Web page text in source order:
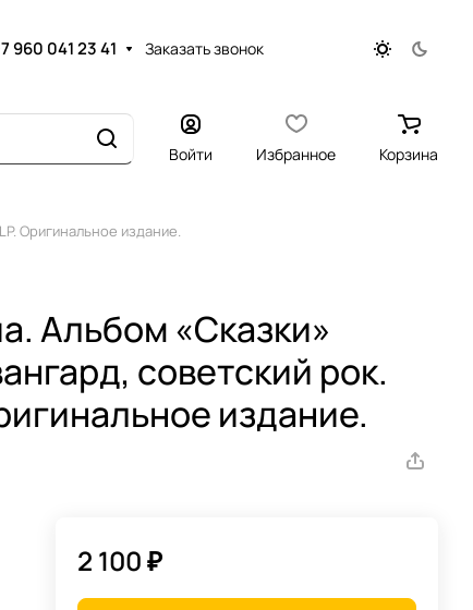
960 041 23 41 Заказать звонок
Войти Избранное Корзина
Оригинальное издание.
Альбом «Сказки»
советский рок.
издание.
2 100 ₽